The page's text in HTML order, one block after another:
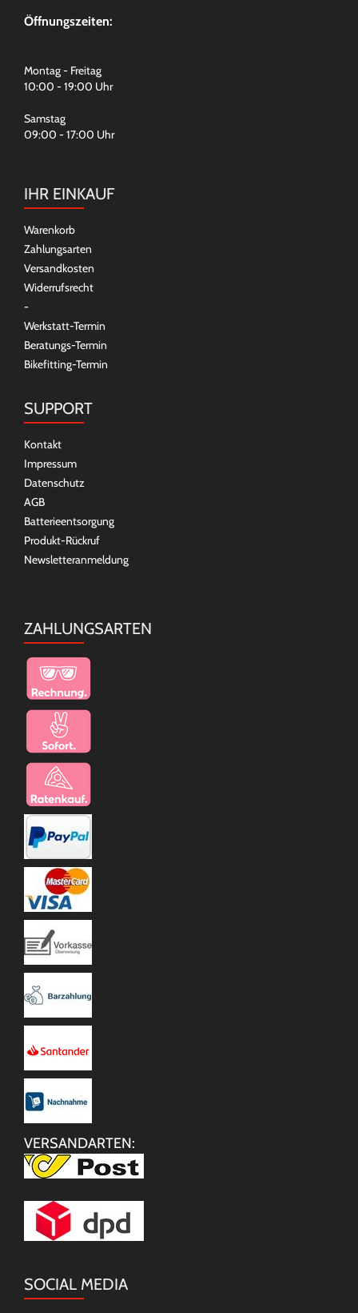
Öffnungszeiten:
Montag - Freitag
10:00 - 19:00 Uhr
Samstag
09:00 - 17:00 Uhr
IHR EINKAUF
Warenkorb
Zahlungsarten
Versandkosten
Widerrufsrecht
-
Werkstatt-Termin
Beratungs-Termin
Bikefitting-Termin
SUPPORT
Kontakt
Impressum
Datenschutz
AGB
Batterieentsorgung
Produkt-Rückruf
Newsletteranmeldung
ZAHLUNGSARTEN
VERSANDARTEN:
SOCIAL MEDIA